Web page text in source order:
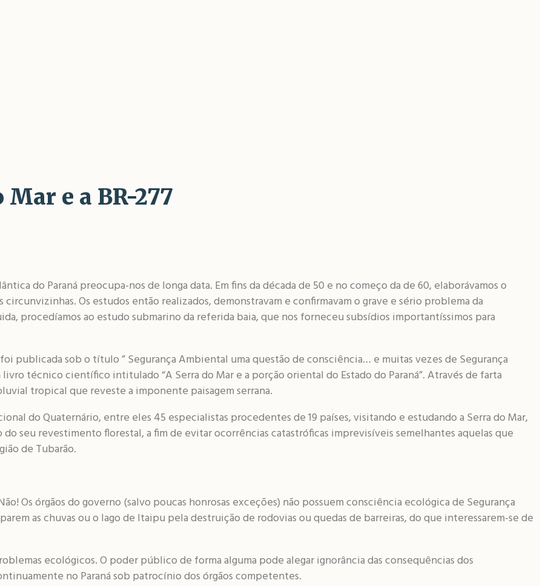
e a BR-277
do Paraná preocupa-nos de longa data. Em fins da década de 50 e no começo da de 60, elaborávamos o
Os estudos então realizados, demonstravam e confirmavam o grave e sério problema da
procedíamos ao estudo submarino da referida baia, que nos forneceu subsídios importantíssimos para
publicada sob o título ” Segurança Ambiental uma questão de consciência… e muitas vezes de Segurança
técnico científico intitulado “A Serra do Mar e a porção oriental do Estado do Paraná”. Através de farta
tropical que reveste a imponente paisagem serrana.
do Quaternário, entre eles 45 especialistas procedentes de 19 países, visitando e estudando a Serra do Mar,
seu revestimento florestal, a fim de evitar ocorrências catastróficas imprevisíveis semelhantes aquelas que
de Tubarão.
Os órgãos do governo (salvo poucas honrosas exceções) não possuem consciência ecológica de Segurança
as chuvas ou o lago de Itaipu pela destruição de rodovias ou quedas de barreiras, do que interessarem-se de
ecológicos. O poder público de forma alguma pode alegar ignorância das consequências dos
no Paraná sob patrocínio dos órgãos competentes.